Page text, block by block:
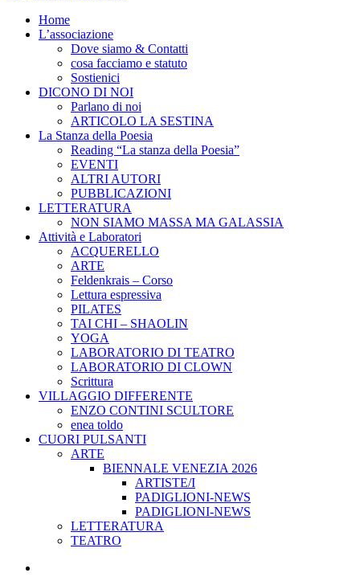
Home
L’associazione
Dove siamo & Contatti
cosa facciamo e statuto
Sostienici
DICONO DI NOI
Parlano di noi
ARTICOLO LA SESTINA
La Stanza della Poesia
Reading “La stanza della Poesia”
EVENTI
ALTRI AUTORI
PUBBLICAZIONI
LETTERATURA
NON SIAMO MASSA MA GALASSIA
Attività e Laboratori
ACQUERELLO
ARTE
Feldenkrais – Corso
Lettura espressiva
PILATES
TAI CHI – SHAOLIN
YOGA
LABORATORIO DI TEATRO
LABORATORIO DI CLOWN
Scrittura
VILLAGGIO DIFFERENTE
ENZO CONTINI SCULTORE
enea toldo
CUORI PULSANTI
ARTE
BIENNALE VENEZIA 2026
ARTISTE/I
PADIGLIONI-NEWS
PADIGLIONI-NEWS
LETTERATURA
TEATRO